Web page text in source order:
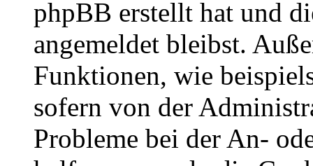
phpBB erstellt hat und
angemeldet bleibst.
Funktionen, wie
sofern von der
Probleme bei der An-